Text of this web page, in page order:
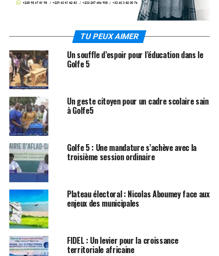
TU PEUX AIMER
Un souffle d’espoir pour l’éducation dans le
Golfe 5
Un geste citoyen pour un cadre scolaire sain
à Golfe5
Golfe 5 : Une mandature s’achève avec la
troisième session ordinaire
Plateau électoral : Nicolas Aboumey face aux
enjeux des municipales
FIDEL : Un levier pour la croissance
territoriale africaine